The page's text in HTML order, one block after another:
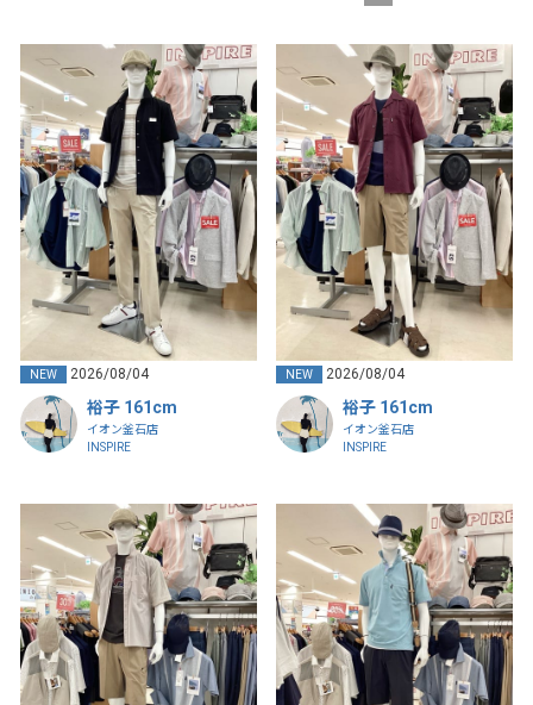
NEW 2026/08/04
裕子 161cm
イオン釜石店
INSPIRE
NEW 2026/08/04
裕子 161cm
イオン釜石店
INSPIRE